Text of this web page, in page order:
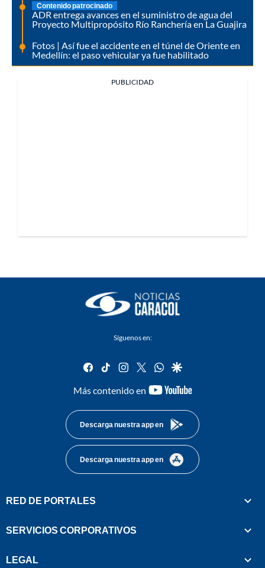
Contenido patrocinado
ADR entrega avances en el suministro de agua del
Proyecto Multipropósito Río Ranchería en La Guajira
Fotos | Así fue el accidente en el túnel de Oriente en
Medellín: el paso vehicular ya fue habilitado
PUBLICIDAD
Síguenos en:
facebook
tiktok instagram
twitterwhatsapp
google
Más contenido en
youtube-
Descarga nuestra app en
Descarga nuestra app en
RED DE PORTALES
SERVICIOS CORPORATIVOS
LEGAL